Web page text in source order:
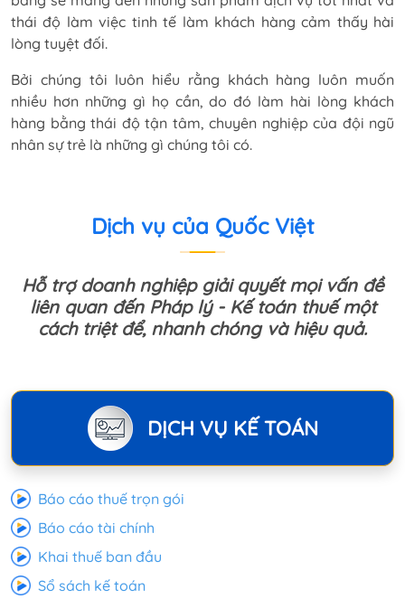
thái độ làm việc tinh tế làm khách hàng cảm thấy hài
lòng tuyệt đối.
Bởi chúng tôi luôn hiểu rằng khách hàng luôn muốn
nhiều hơn những gì họ cần, do đó làm hài lòng khách
hàng bằng thái độ tận tâm, chuyên nghiệp của đội ngũ
nhân sự trẻ là những gì chúng tôi có.
Dịch vụ của Quốc Việt
Hỗ trợ doanh nghiệp giải quyết mọi vấn đề
liên quan đến Pháp lý - Kế toán thuế một
cách triệt để, nhanh chóng và hiệu quả.
DỊCH VỤ KẾ TOÁN
Báo cáo thuế trọn gói
Báo cáo tài chính
Khai thuế ban đầu
Sổ sách kế toán